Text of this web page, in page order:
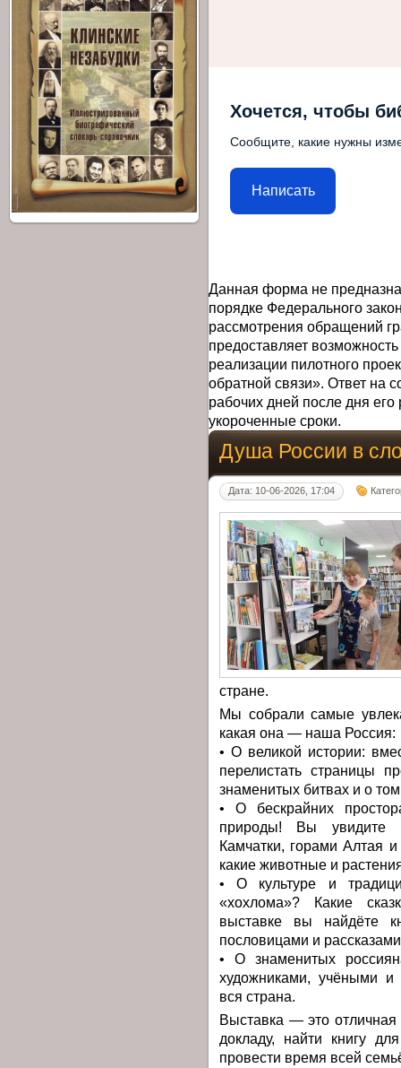
Хочется, чтобы
Сообщите, какие нужны
Написать
Данная форма не
порядке Федерального
рассмотрения обращений
предоставляет
реализации пилотного
обратной связи». Ответ на
рабочих дней после дня
укороченные сроки.
Душа России в
Дата: 10-06-2026, 17:04
стране.
Мы собрали самые
какая она — наша Россия:
• О великой истории:
перелистать страницы
знаменитых битвах и о
• О бескрайних
природы! Вы увидите
Камчатки, горами Алтая
какие животные и
• О культуре и
«хохлома»? Какие
выставке вы найдёте
пословицами и
• О знаменитых
художниками, учёными и
вся страна.
Выставка — это отличная
докладу, найти книгу
провести время всей